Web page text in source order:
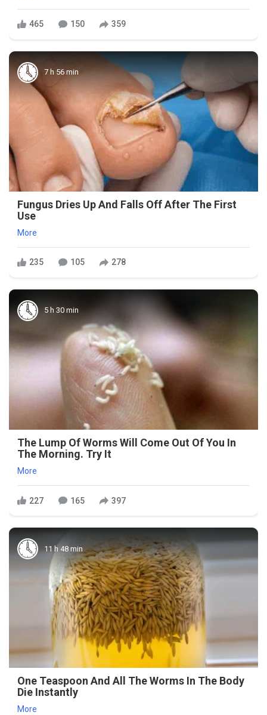
465 150 359
7 h 56 min
Fungus Dries Up And Falls Off After The First
Use
More
235 105 278
5 h 30 min
The Lump Of Worms Will Come Out Of You In
The Morning. Try It
More
227 165 397
11 h 48 min
One Teaspoon And All The Worms In The Body
Die Instantly
More